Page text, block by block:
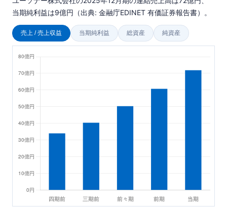
当期純利益は9億円（出典: 金融庁EDINET 有価証券報告書）。
売上 / 売上収益 当期純利益 総資産 純資産